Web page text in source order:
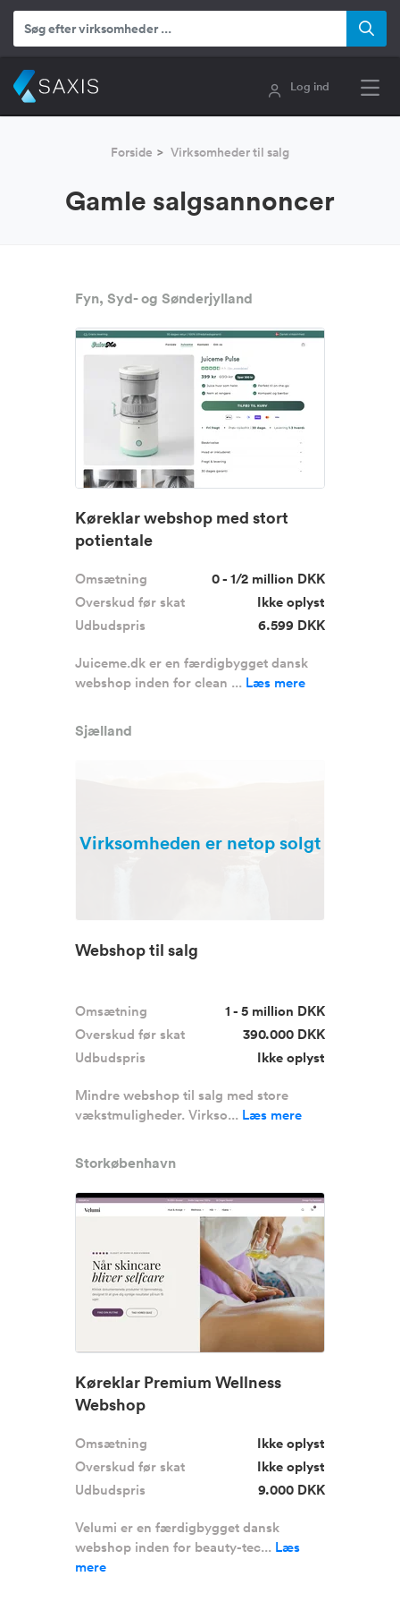
Log ind
Forside Virksomheder til salg
Gamle salgsannoncer
Fyn, Syd- og Sønderjylland
Køreklar webshop med stort
potientale
Omsætning
0 - 1/2 million DKK
Overskud før skat
Ikke oplyst
Udbudspris
6.599 DKK
Juiceme.dk er en færdigbygget dansk
webshop inden for clean ... Læs mere
Sjælland
Virksomheden er netop solgt
Webshop til salg
Omsætning
1 - 5 million DKK
Overskud før skat
390.000 DKK
Udbudspris
Ikke oplyst
Mindre webshop til salg med store
vækstmuligheder. Virkso... Læs mere
Storkøbenhavn
Køreklar Premium Wellness
Webshop
Omsætning
Ikke oplyst
Overskud før skat
Ikke oplyst
Udbudspris
9.000 DKK
Velumi er en færdigbygget dansk
webshop inden for beauty-tec... Læs
mere